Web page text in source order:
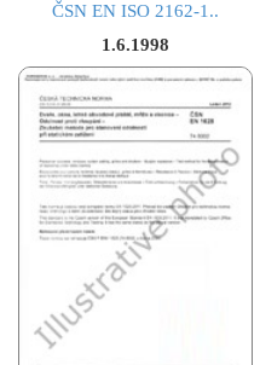
ČSN EN ISO 2162-1..
1.6.1998